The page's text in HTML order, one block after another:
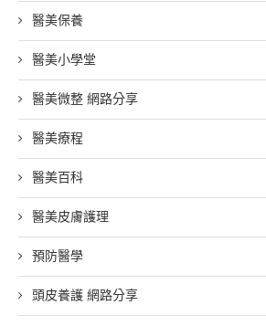
醫美保養
醫美小學堂
醫美微整 網路分享
醫美療程
醫美百科
醫美皮膚護理
預防醫學
頭皮養護 網路分享